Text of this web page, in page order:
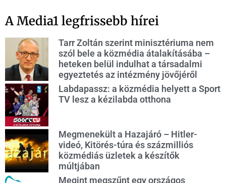
A Media1 legfrissebb hírei
Tarr Zoltán szerint minisztériuma nem
szól bele a közmédia átalakításába –
heteken belül indulhat a társadalmi
egyeztetés az intézmény jövőjéről
Labdapassz: a közmédia helyett a Sport
TV lesz a kézilabda otthona
Megmenekült a Hazajáró – Hitler-
videó, Kitörés-túra és százmilliós
közmédiás üzletek a készítők
múltjában
Megint megszűnt egy országos